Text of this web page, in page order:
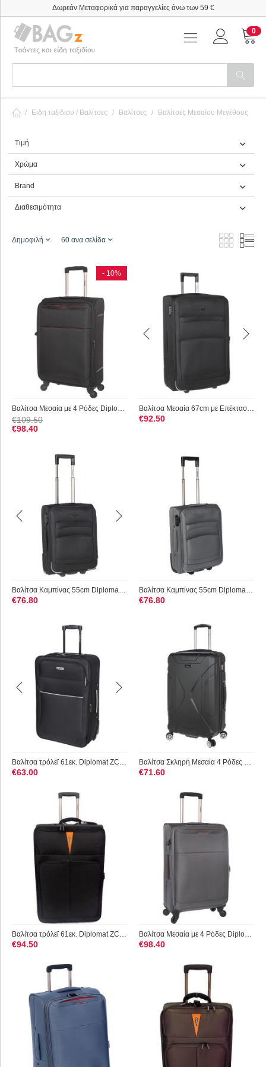
Δωρεάν Μεταφορικά για παραγγελίες άνω των 59 €
0
/ Ειδη ταξιδιου / Βαλίτσες / Βαλίτσες / Βαλίτσες Μεσαίου Μεγέθους
Τιμή
Χρώμα
Brand
Διαθεσιμότητα
Δημοφιλή 60 ανα σελίδα
- 10%
€109.50
€98.40
Βαλίτσα Μεσαία 67cm με Επέκταση Diplomat ZC6019-M Μαύρο
€92.50
Βαλίτσα Καμπίνας 55cm Diplomat ZC6019-S Μαύρο
€76.80
Βαλίτσα Καμπίνας 55cm Diplomat ZC6019-S Γκρι
€76.80
Βαλίτσα τρόλεϊ 61εκ. Diplomat ZC3002-M Μαύρο
€63.00
Βαλίτσα Σκληρή Μεσαία 4 Ρόδες Stelxis ST 525-M Μαύρο
€71.60
Βαλίτσα τρόλεϊ 61εκ. Diplomat ZC 6100 Μαύρο
€94.50
Βαλίτσα Μεσαία με 4 Ρόδες Diplomat ZC6040 Γκρι
€98.40